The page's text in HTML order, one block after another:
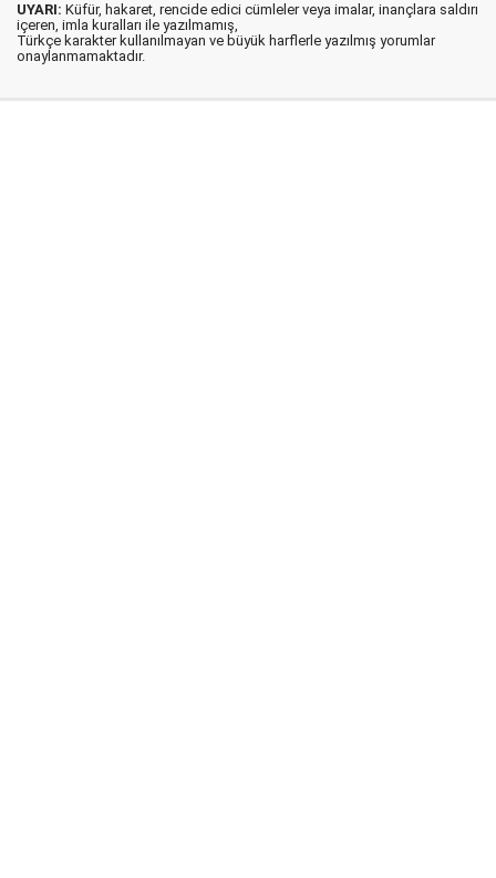
UYARI: Küfür, hakaret, rencide edici cümleler veya imalar, inançlara saldırı
içeren, imla kuralları ile yazılmamış,
Türkçe karakter kullanılmayan ve büyük harflerle yazılmış yorumlar
onaylanmamaktadır.